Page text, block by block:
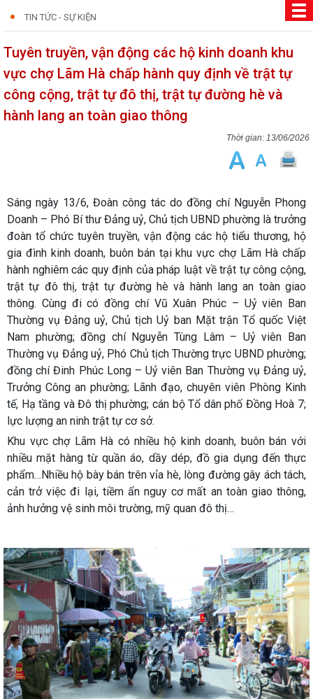
TIN TỨC - SỰ KIỆN
Tuyên truyền, vận động các hộ kinh doanh khu
vực chợ Lãm Hà chấp hành quy định về trật tự
công cộng, trật tự đô thị, trật tự đường hè và
hành lang an toàn giao thông
13/06/2026
Sáng ngày 13/6, Đoàn công tác do đồng chí Nguyễn Phong
Doanh – Phó Bí thư Đảng uỷ, Chủ tịch UBND phường là trưởng
đoàn tổ chức tuyên truyền, vận động các hộ tiểu thương, hộ
gia đình kinh doanh, buôn bán tại khu vực chợ Lãm Hà chấp
hành nghiêm các quy định của pháp luật về trật tự công cộng,
trật tự đô thị, trật tự đường hè và hành lang an toàn giao
thông. Cùng đi có đồng chí Vũ Xuân Phúc – Uỷ viên Ban
Thường vụ Đảng uỷ, Chủ tịch Uỷ ban Mặt trận Tổ quốc Việt
Nam phường; đồng chí Nguyễn Tùng Lâm – Uỷ viên Ban
Thường vụ Đảng uỷ, Phó Chủ tịch Thường trực UBND phường;
đồng chí Đinh Phúc Long – Uỷ viên Ban Thường vụ Đảng uỷ,
Trưởng Công an phường; Lãnh đạo, chuyên viên Phòng Kinh
tế, Hạ tầng và Đô thị phường; cán bộ Tổ dân phố Đồng Hoà 7;
lực lượng an ninh trật tự cơ sở.
Khu vực chợ Lãm Hà có nhiều hộ kinh doanh, buôn bán với
nhiều mặt hàng từ quần áo, dầy dép, đồ gia dụng đến thực
phẩm…Nhiều hộ bày bán trên vỉa hè, lòng đường gây ách tách,
cản trở việc đi lại, tiềm ẩn nguy cơ mất an toàn giao thông,
ảnh hưởng vệ sinh môi trường, mỹ quan đô thị…